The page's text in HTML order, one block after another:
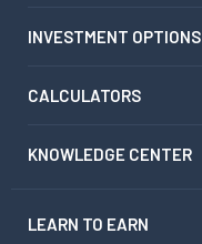
INVESTMENT OPTIONS
CALCULATORS
KNOWLEDGE CENTER
LEARN TO EARN